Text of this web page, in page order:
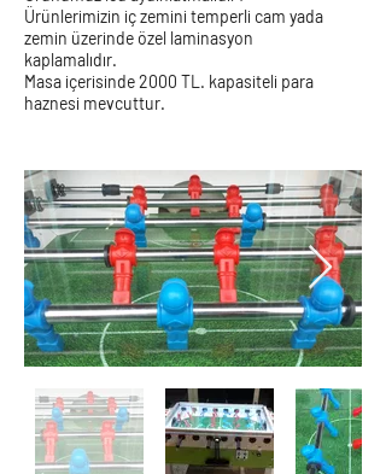
Ürünlerimizin iç zemini temperli cam yada
zemin üzerinde özel laminasyon
kaplamalıdır.
Masa içerisinde 2000 TL. kapasiteli para
haznesi mevcuttur.